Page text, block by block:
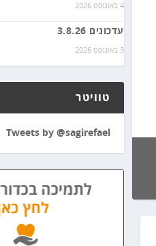
4 באוגוסט 2026
עדכונים 3.8.26
3 באוגוסט 2026
טוויטר
Tweets by @sagirefael